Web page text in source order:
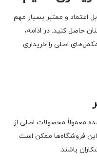
اعتماد و معتبر بسیار مهم
حاصل کنید. در ادامه،
اصلی را خریداری
معمولاً محصولات اصلی از
فروشگاه‌ها ممکن است
باشند.